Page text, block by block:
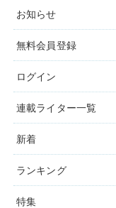
お知らせ
無料会員登録
ログイン
連載ライター一覧
新着
ランキング
特集